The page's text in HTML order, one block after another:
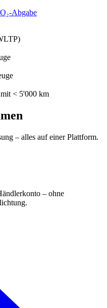
Abgabe
< 5'000 km
– alles auf einer Plattform.
– ohne